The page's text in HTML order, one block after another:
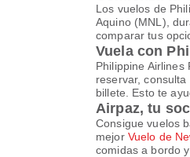
Los vuelos de
Aquino (MNL),
comparar tus
Vuela con
Philippine Airlines
reservar,
billete. Esto te
Airpaz, tu
Consigue vuelos
mejor Vuelo de
comidas a bordo